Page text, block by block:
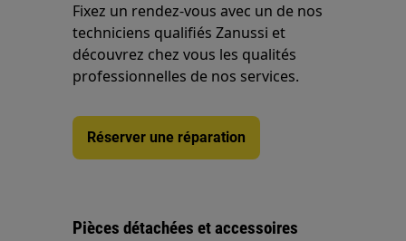
Fixez un rendez-vous avec un de nos
techniciens qualifiés Zanussi et
découvrez chez vous les qualités
professionnelles de nos services.
Réserver une réparation
Pièces détachées et accessoires